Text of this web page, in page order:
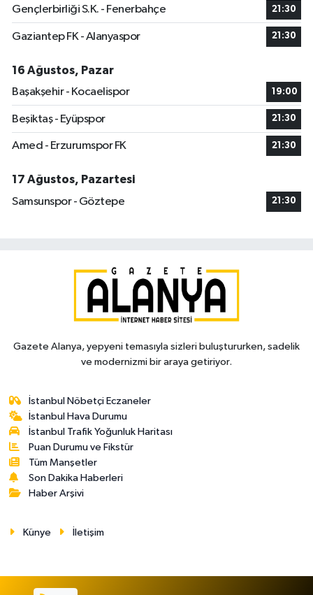
Gençlerbirliği S.K. - Fenerbahçe 21:30
Gaziantep FK - Alanyaspor 21:30
16 Ağustos, Pazar
Başakşehir - Kocaelispor
19:00
Beşiktaş - Eyüpspor 21:30
Amed - Erzurumspor FK 21:30
17 Ağustos, Pazartesi
Samsunspor - Göztepe
21:30
Gazete Alanya, yepyeni temasıyla sizleri buluştururken, sadelik
ve modernizmi bir araya getiriyor.
İstanbul Nöbetçi Eczaneler
İstanbul Hava Durumu
İstanbul Trafik Yoğunluk Haritası
Puan Durumu ve Fikstür
Tüm Manşetler
Son Dakika Haberleri
Haber Arşivi
Künye İletişim